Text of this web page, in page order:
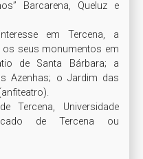
Barcarena, Queluz e
em Tercena, a
os seus monumentos em
de Santa Bárbara; a
Azenhas; o Jardim das
Tercena, Universidade
de Tercena ou